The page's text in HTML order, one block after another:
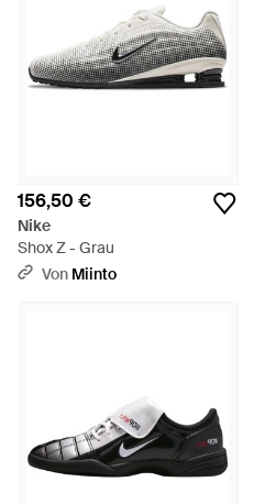
156,50 €
Nike
Shox Z - Grau
Von Miinto